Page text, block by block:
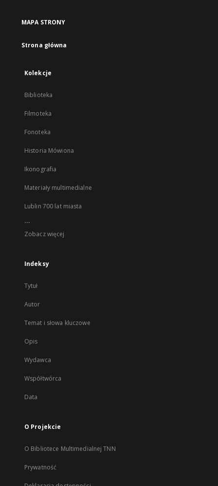
karcie
MAPA STRONY
Strona główna
Kolekcje
Biblioteka
Filmoteka
Fonoteka
Historia Mówiona
Ikonografia
Materiały multimedialne
Lublin 700 lat miasta
...
Zobacz więcej
Indeksy
Tytuł
Autor
Temat i słowa kluczowe
Opis
Wydawca
Współtwórca
Data
O Projekcie
O Bibliotece Multimedialnej TNN
Prywatność